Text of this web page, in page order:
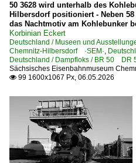
50 3628 wird unterhalb des
Hilbersdorf positioniert - Neben
das Nachtmotiv am Kohlebunker
Korbinian Eckert
Deutschland / Museen und
Chemnitz-Hilbersdorf ·SEM·,
Deutschland / Dampfloks / BR 50 DR
Sächsisches Eisenbahnmuseum
 99 1600x1067 Px, 06.05.2026